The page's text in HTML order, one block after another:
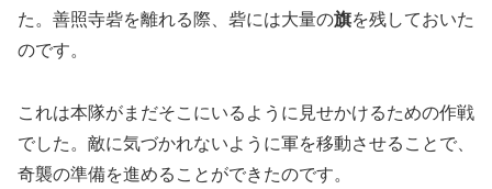
た。善照寺砦を離れる際、砦には大量の旗を残しておいた
のです。
これは本隊がまだそこにいるように見せかけるための作戦
でした。敵に気づかれないように軍を移動させることで、
奇襲の準備を進めることができたのです。